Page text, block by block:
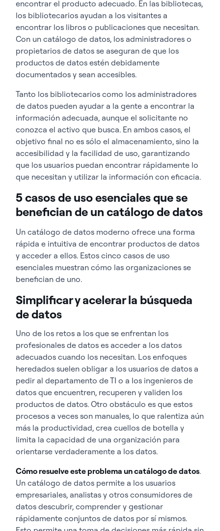
encontrar el producto adecuado. En las bibliotecas,
los bibliotecarios ayudan a los visitantes a
encontrar los libros o publicaciones que necesitan.
Con un catálogo de datos, los administradores o
propietarios de datos se aseguran de que los
productos de datos estén debidamente
documentados y sean accesibles.
Tanto los bibliotecarios como los administradores
de datos pueden ayudar a la gente a encontrar la
información adecuada, aunque el solicitante no
conozca el activo que busca. En ambos casos, el
objetivo final no es sólo el almacenamiento, sino la
accesibilidad y la facilidad de uso, garantizando
que los usuarios puedan encontrar rápidamente lo
que necesitan y utilizar la información con eficacia.
5 casos de uso esenciales que se
benefician de un catálogo de datos
Un catálogo de datos moderno ofrece una forma
rápida e intuitiva de encontrar productos de datos
y acceder a ellos. Estos cinco casos de uso
esenciales muestran cómo las organizaciones se
benefician de uno.
Simplificar y acelerar la búsqueda
de datos
Uno de los retos a los que se enfrentan los
profesionales de datos es acceder a los datos
adecuados cuando los necesitan. Los enfoques
heredados suelen obligar a los usuarios de datos a
pedir al departamento de TI o a los ingenieros de
datos que encuentren, recuperen y validen los
productos de datos. Otro obstáculo es que estos
procesos a veces son manuales, lo que ralentiza aún
más la productividad, crea cuellos de botella y
limita la capacidad de una organización para
orientarse verdaderamente a los datos.
Cómo resuelve este problema un catálogo de datos.
Un catálogo de datos permite a los usuarios
empresariales, analistas y otros consumidores de
datos descubrir, comprender y gestionar
rápidamente conjuntos de datos por sí mismos.